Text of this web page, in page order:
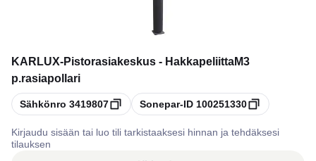
KARLUX-Pistorasiakeskus - HakkapeliittaM3
p.rasiapollari
Kopioi
Sähkönro 3419807 Kopioi
Sonepar-ID 100251330
Kirjaudu sisään tai luo tili tarkistaaksesi hinnan ja tehdäksesi
tilauksen